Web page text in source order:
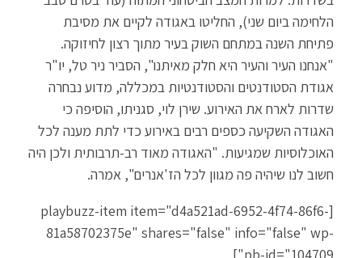
הלחימה ביום שני), החליטו באגודה לקיים את מסיבת
פתיחת השנה במתחם השוק בעיר מתוך רצון לחיזוקה.
"אנחנו העיר והעיר היא חלק מאיתנו", הסביר ניר טל, יו"ר
אגודת הסטודנטים והסטודנטיות במכללה, מדוע נבחרה
שדרות לארח את האירוע. שירן לוי, סגניתו, הוסיפה כי
האגודה השקיעה כספים רבים באירוע כדי לתת מענה לכל
האוכלוסיות שמגיעות. "האגודה מאוד רב-תרבותית ולכן היה
חשוב לנו שיהיה פה מגוון לכל הז'אנרים", אמרה.
[playbuzz-item item="d4a521ad-6952-4f74-86f6-
81a58702375e" shares="false" info="false" wp-